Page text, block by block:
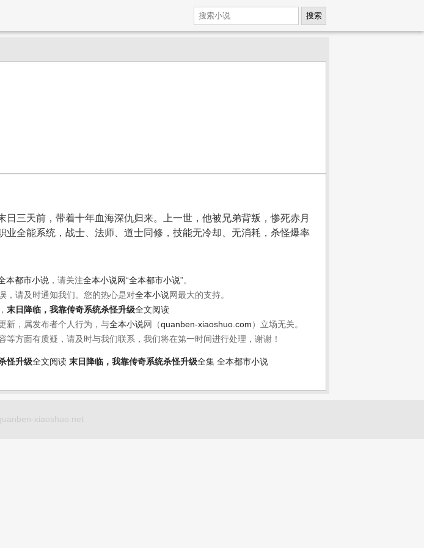
搜索
三天前，带着十年血海深仇归来。上一世，他被兄弟背叛，惨死赤月
全能系统，战士、法师、道士同修，技能无冷却、无消耗，杀怪爆率
本都市小说 ，请关注全本小说网“全本都市小说”。
，请及时通知我们。您的热心是对全本小说网最大的支持。
， 末日降临，我靠传奇系统杀怪升级全文阅读
新，属发布者个人行为，与全本小说网（quanben-xiaoshuo.com ）立场无关。
等方面有质疑，请及时与我们联系，我们将在第一时间进行处理，谢谢！
怪升级全文阅读 末日降临，我靠传奇系统杀怪升级全集 全本都市小说
xiaoshuo.net